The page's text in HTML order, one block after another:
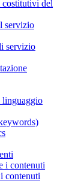
costitutivi del
servizio
servizio
linguaggio
i contenuti
contenuti